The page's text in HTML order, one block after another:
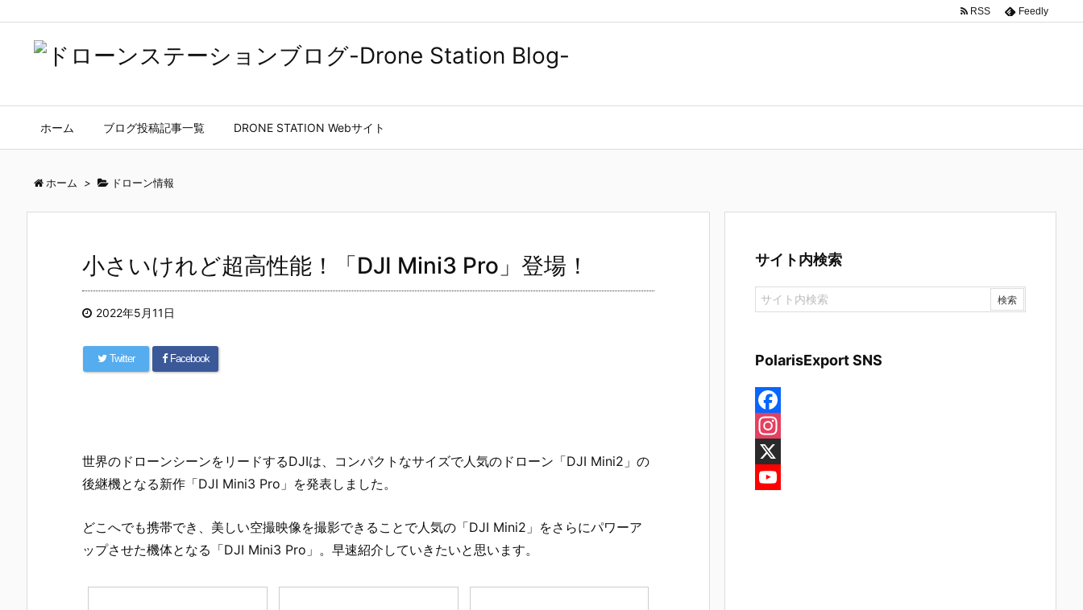
ホーム ブログ投稿記事一覧 DRONE STATION Webサイト
RSS Feedly
ホーム > ドローン情報
小さいけれど超高性能！「DJI Mini3 Pro」登場！
2022年5月11日
Twitter Facebook
世界のドローンシーンをリードするDJIは、コンパクトなサイズで人気のドローン「DJI Mini2」の
後継機となる新作「DJI Mini3 Pro」を発表しました。
どこへでも携帯でき、美しい空撮映像を撮影できることで人気の「DJI Mini2」をさらにパワーア
ップさせた機体となる「DJI Mini3 Pro」。早速紹介していきたいと思います。
サイト内検索
PolarisExport SNS
F
a
cnX